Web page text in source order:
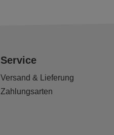
Service
Versand & Lieferung
Zahlungsarten